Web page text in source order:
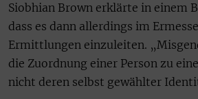
Siobhian Brown erklärte in einem
dass es dann allerdings im
Ermittlungen einzuleiten.
die Zuordnung einer Person zu
nicht deren selbst gewählter